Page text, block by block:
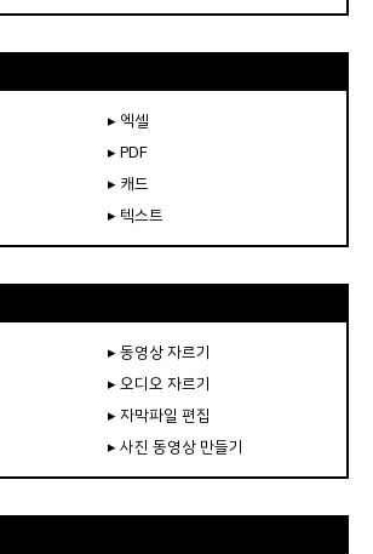
▸ 엑셀
▸ PDF
▸ 캐드
▸ 텍스트
▸ 동영상 자르기
▸ 오디오 자르기
▸ 자막파일 편집
▸ 사진 동영상 만들기